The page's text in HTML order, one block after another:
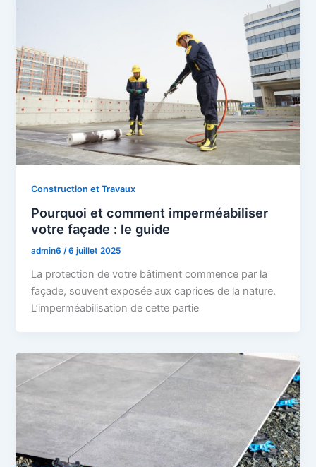
Construction et Travaux
Pourquoi et comment imperméabiliser
votre façade : le guide
admin6/6 juillet 2025
La protection de votre bâtiment commence par la
façade, souvent exposée aux caprices de la nature.
L’imperméabilisation de cette partie